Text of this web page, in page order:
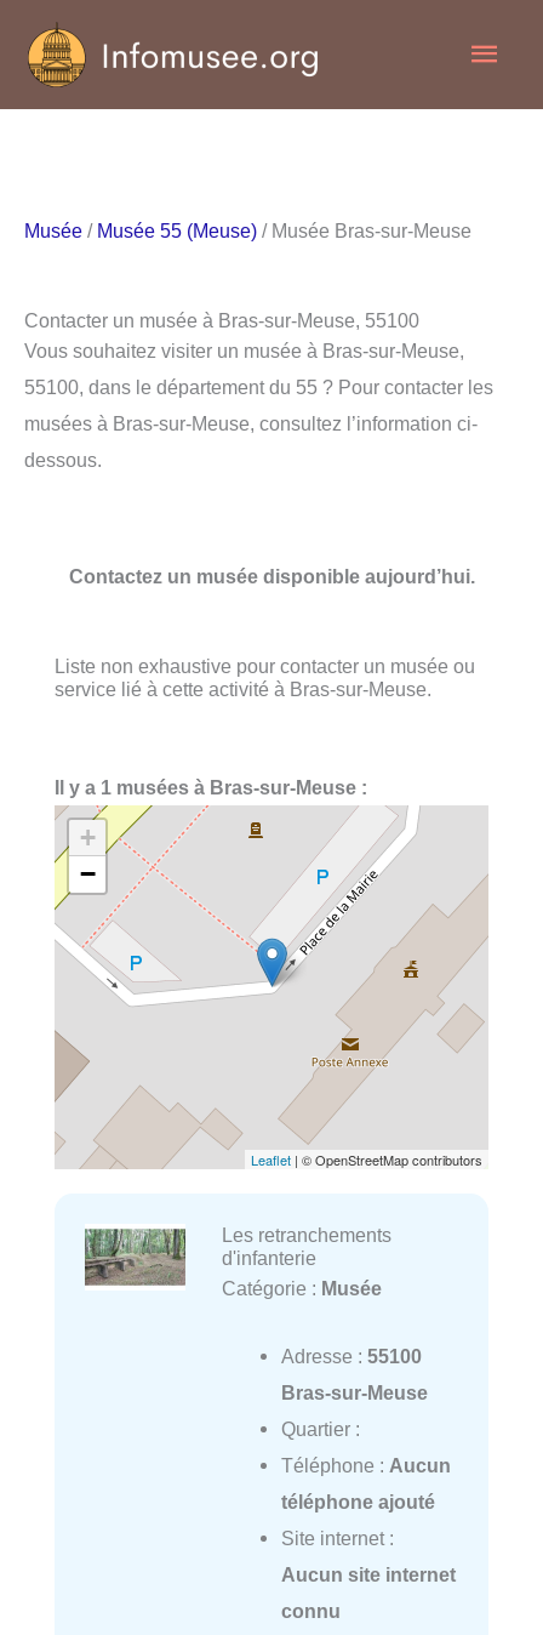
contenu
Musée / Musée 55 (Meuse) / Musée Bras-sur-Meuse
Contacter un musée à Bras-sur-Meuse, 55100
Vous souhaitez visiter un musée à Bras-sur-Meuse,
55100, dans le département du 55 ? Pour contacter les
musées à Bras-sur-Meuse, consultez l’information ci-
dessous.
Contactez un musée disponible aujourd’hui.
Liste non exhaustive pour contacter un musée ou
service lié à cette activité à Bras-sur-Meuse.
Il y a 1 musées à Bras-sur-Meuse :
+
−
Leaflet | © OpenStreetMap contributors
Les retranchements
d'infanterie
Catégorie : Musée
Adresse : 55100
Bras-sur-Meuse
Quartier :
Téléphone : Aucun
téléphone ajouté
Site internet :
Aucun site internet
connu